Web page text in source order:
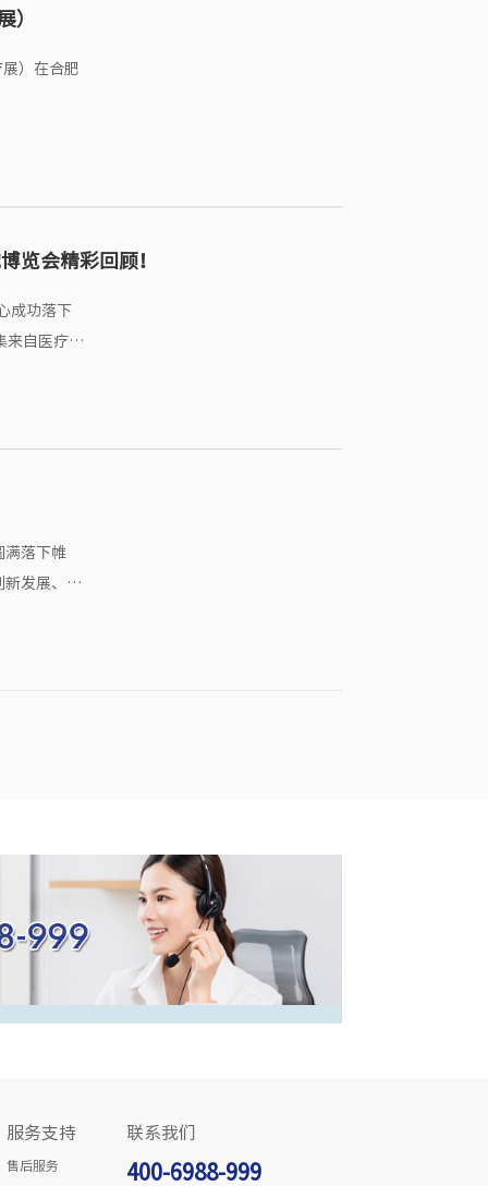
）
）在合肥
览会精彩回顾！
成功落下
来自医疗器
落下帷
发展、多
服务支持
售后服务
联系我们
400-6988-999